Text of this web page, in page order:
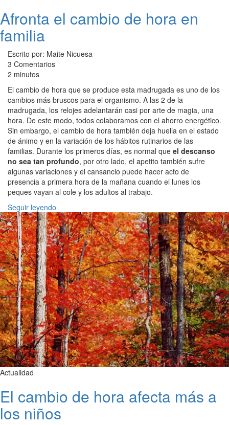
Afronta el cambio de hora en
familia
Escrito por: Maite Nicuesa
3 Comentarios
2 minutos
El cambio de hora que se produce esta madrugada es uno de los
cambios más bruscos para el organismo. A las 2 de la
madrugada, los relojes adelantarán casi por arte de magia, una
hora. De este modo, todos colaboramos con el ahorro energético.
Sin embargo, el cambio de hora también deja huella en el estado
de ánimo y en la variación de los hábitos rutinarios de las
familias. Durante los primeros días, es normal que el descanso
no sea tan profundo, por otro lado, el apetito también sufre
algunas variaciones y el cansancio puede hacer acto de
presencia a primera hora de la mañana cuando el lunes los
peques vayan al cole y los adultos al trabajo.
Seguir leyendo
Actualidad
El cambio de hora afecta más a
los niños